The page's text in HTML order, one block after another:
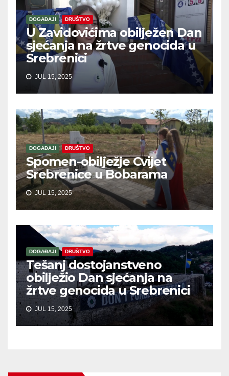
DOGAĐAJI DRUŠTVO
U Zavidovićima obilježen Dan
sjećanja na žrtve genocida u
Srebrenici
JUL 15, 2025
DOGAĐAJI DRUŠTVO
Spomen-obilježje Cvijet
Srebrenice u Bobarama
JUL 15, 2025
DOGAĐAJI DRUŠTVO
Tešanj dostojanstveno
obilježio Dan sjećanja na
žrtve genocida u Srebrenici
JUL 15, 2025